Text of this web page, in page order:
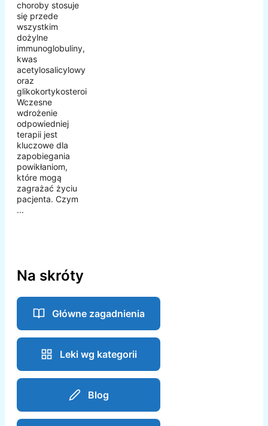
choroby stosuje
się przede
wszystkim
dożylne
immunoglobuliny,
kwas
acetylosalicylowy
oraz
glikokortykosteroidy.
Wczesne
wdrożenie
odpowiedniej
terapii jest
kluczowe dla
zapobiegania
powikłaniom,
które mogą
zagrażać życiu
pacjenta. Czym
...
Na skróty
Główne zagadnienia
Leki wg kategorii
Blog